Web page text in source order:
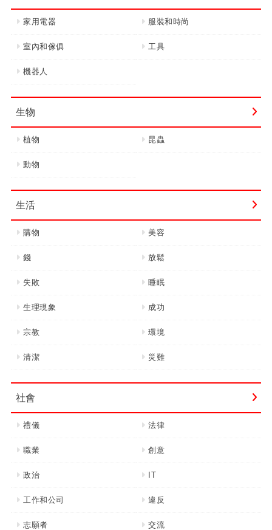
家用電器 服裝和時尚
室內和傢俱 工具
機器人
生物
植物 昆蟲
動物
生活
購物 美容
錢 放鬆
失敗 睡眠
生理現象 成功
宗教 環境
清潔 災難
社會
禮儀 法律
職業 創意
政治 IT
工作和公司 違反
志願者 交流